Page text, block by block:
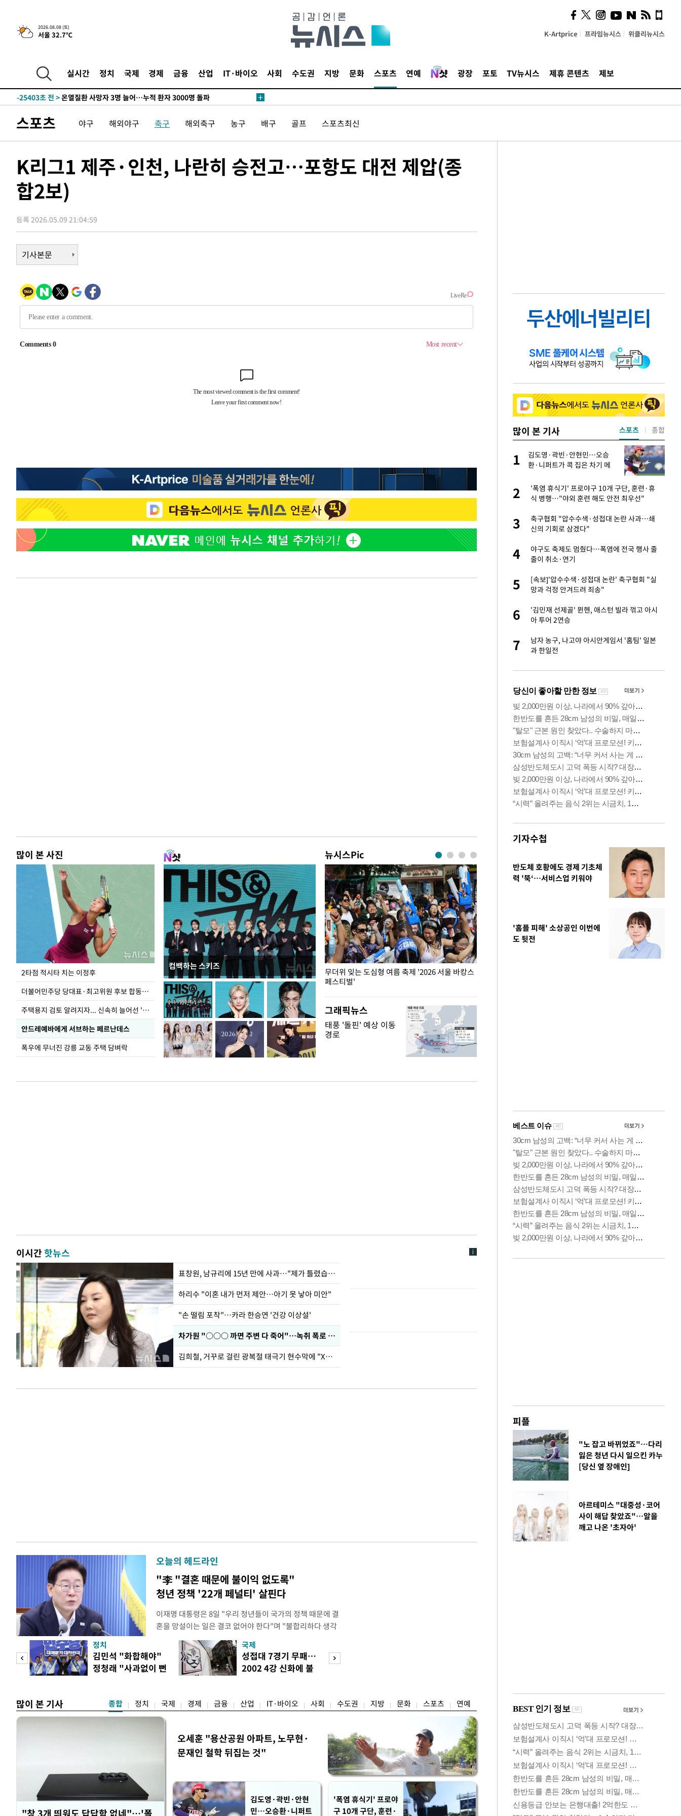
2026.08.08 (토)
서울 32.7℃ K-Artprice 프라임뉴시스 위클리뉴시스
실시간 정치 국제 경제 금융 산업 IT·바이오 사회 수도권 지방 문화 스포츠 연예 광장 포토 TV뉴시스 제휴 콘텐츠 제보
4시간 전 >[속보]뉴욕증시 상승 마감…S&P 0.6% 나스닥 1.3%↑
틀레티코 이적"
-26434초 전 >
수도권 40도 육박 '펄펄'…동해안 일부 지역엔 호의주의보
-25403초 전 >온열질환 사망자 3명 늘어…누적 환자 3000명 돌파
-19348초 전 >강릉에 시간당 81.4㎜ 물폭탄…도로 잠기고 담벼락 붕괴
-15455초 전 >
백운산서 80년근 천종산삼 9뿌리 발견…감정가 1.3억원
-10075초 전 >여수 오동도 해상서 모터보트 전복…1명 사망·1명 실종
-6302초 전 >극한폭염 한풀 꺾이지만…'낮 최고 35도' 무더위, 열대야 계속[다음
주 날씨]
-3320초 전 >축구협회 "압수수색·성접대 논란 사과…쇄신의 기회로 삼겠다"
[속보]'압수수색·성접대 논란' 축구협회 "실망과 걱정 안겨드려 죄
송"
2시간 전 >'최고 37도' 폭염 지속…강원동해안 최대 150㎜ 비
4시간 전 >[속보]뉴욕증시 상승 마감…S&P 0.6% 나스닥 1.3%↑
-27382초 전 >낮 최고 35도 '무더위'…동해안 시간당 30㎜ '강한 비'[내일날씨]
-26652초 전 >[속보]이강인 "감독님이 원하는 마음 느꼈고, 많은 트로피 원해 아
-25403초 전 >온열질환 사망자 3명 늘어…누적 환자 3000명 돌파
-19348초 전 >강릉에 시간당 81.4㎜ 물폭탄…도로 잠기고 담벼락 붕괴
-15455초 전 > 백운산서 80년근 천종산삼 9뿌리 발견…감정가 1.3억원
-10699초 전 >
축구협회 "압수수색·성접대 논란 사과…쇄신의 기회로 삼겠다"
[속보]'압수수색·성접대 논란' 축구협회 "실망과 걱정 안겨드려 죄
스포츠 야구 해외야구 축구 해외축구 농구 배구 골프 스포츠최신
K리그1 제주·인천, 나란히 승전고…포항도 대전 제압(종
합2보)
등록 2026.05.09 21:04:59
기사본문
많이 본 사진
2타점 적시타 치는 이정후
더불어민주당 당대표·최고위원 후보 합동연설회
주택용지 검토 알려지자... 신속히 늘어선 '근조화환'
안드레예바에게 서브하는 페르난데스
폭우에 무너진 강릉 교동 주택 담벼락
컴백하는 스키즈
뉴시스Pic
청와대 일주일
무더위 잊는 도심형 여름 축제 '2026 서울 바캉스
페스티벌'
그래픽뉴스
태풍 '돌핀' 예상 이동
경로
이시간핫뉴스
표창원, 남규리에 15년 만에 사과…"제가 틀렸습니다"
하리수 "이혼 내가 먼저 제안…아기 못 낳아 미안"
"손 떨림 포착"…카라 한승연 '건강 이상설'
차가원 "○○○ 까면 주변 다 죽어"…녹취 폭로 파장
김희철, 거꾸로 걸린 광복절 태극기 현수막에 "X돌았네"
오늘의 헤드라인
"李 "결혼 때문에 불이익 없도록"
청년 정책 '22개 페널티' 살핀다
이재명 대통령은 8일 "우리 청년들이 국가의 정책 때문에 결
혼을 망설이는 일은 결코 없어야 한다"며 "불합리하다 생각
하는 제도가 있을 경우 편하게 말씀해주시면 좋겠다"고 했
다. 이 대통령은 이날 오후 X(옛 트위터)에 '청년들의 목소리
로 찾은 결혼 페널티 22개' 자료를 공유하며 이같이 적었다.
이 대통령은 "결혼으로 인해 겪을 수 있는 제도
정치
김민석 "화합해야"
정청래 "사과없이 뻔
국제
성접대 7경기 무패…
2002 4강 신화에 불
많이 본 기사 종합 정치 국제 경제 금융 산업 IT·바이오 사회 수도권 지방 문화 스포츠 연예
"창 3개 띄워도 답답함 없네"…'폴
오세훈 "용산공원 아파트, 노무현·
문재인 철학 뒤집는 것"
김도영·곽빈·안현
민…오승환·니퍼트
'폭염 휴식기' 프로야
구 10개 구단, 훈련·
많이 본 기사
써보니
2
오세훈 "용산공원 아파트, 노무현·문재인 철
학 뒤집는 것"
3
김도영·곽빈·안현민…오승환·니퍼트가 콕
집은 차기 메이저리거
4
'폭염 휴식기' 프로야구 10개 구단, 훈련·휴
5
휴머노이드부터 AI공장까지…제조업 바꾸는
1
김도영·곽빈·안현민…오승
환·니퍼트가 콕 집은 차기 메
2
'폭염 휴식기' 프로야구 10개 구단, 훈련·휴
식 병행…"야외 훈련 해도 안전 최우선"
3
축구협회 "압수수색·성접대 논란 사과…쇄
신의 기회로 삼겠다"
4
야구도 축제도 멈췄다…폭염에 전국 행사 줄
줄이 취소·연기
5
[속보]'압수수색·성접대 논란' 축구협회 "실
망과 걱정 안겨드려 죄송"
6
'김민재 선제골' 뮌헨, 애스턴 빌라 꺾고 아시
아 투어 2연승
7
남자 농구, 나고야 아시안게임서 '홈팀' 일본
과 한일전
스포츠 종합
기자수첩
반도체 호황에도 경제 기초체
력 '뚝‘…서비스업 키워야
'홈플 피해' 소상공인 이번에
도 뒷전
피플
"노 잡고 바뀌었죠"…다리
잃은 청년 다시 일으킨 카누
[당신 옆 장애인]
아르테미스 "대중성·코어
사이 해답 찾았죠"…알을
깨고 나온 '초자아'